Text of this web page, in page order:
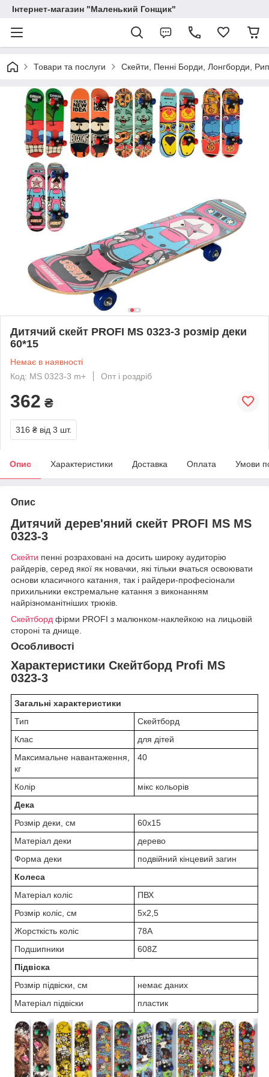
Інтернет-магазин "Маленький Гонщик"
Товари та послуги Скейти, Пенні Борди, Лонгборди,
Дитячий скейт PROFI MS 0323-3 розмір деки
60*15
Немає в наявності
Код: MS 0323-3 m+
Опт і роздріб
362 ₴
316 ₴ від 3 шт.
Опис Характеристики Доставка Оплата Умови
Опис
Дитячий дерев'яний скейт PROFI MS MS
0323-3
Скейти пенні розраховані на досить широку аудиторію
райдерів, серед якої як новачки, які тільки вчаться освоювати
основи класичного катання, так і райдери-професіонали
прихильники екстремальне катання з виконанням
найрізноманітніших трюків.
Скейтборд фірми PROFI з малюнком-наклейкою на лицьовій
стороні та днище.
Особливості
Характеристики Скейтборд Profi MS
0323-3
Загальні характеристики
Тип
Скейтборд
Клас
для дітей
Максимальне навантаження,
кг
40
Колір
мікс кольорів
Дека
Розмір деки, см
60х15
Матеріал деки
дерево
Форма деки
подвійний кінцевий загин
Колеса
Матеріал коліс
ПВХ
Розмір коліс, см
5х2,5
Жорсткість коліс
78А
Подшипники
608Z
Підвіска
Розмір підвіски, cм
немає даних
Матеріал підвіски
пластик